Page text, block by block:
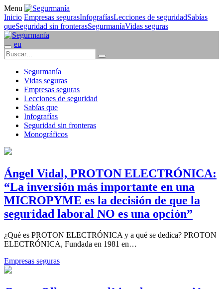
Menu
Inicio Empresas segurasInfografíasLecciones de seguridadSabías
queSeguridad sin fronterasSegurmaníaVidas seguras
eu
Segurmanía
Vidas seguras
Empresas seguras
Lecciones de seguridad
Sabías que
Infografías
Seguridad sin fronteras
Monográficos
Ángel Vidal, PROTON ELECTRÓNICA:
“La inversión más importante en una
MICROPYME es la decisión de que la
seguridad laboral NO es una opción”
¿Qué es PROTON ELECTRÓNICA y a qué se dedica? PROTON
ELECTRÓNICA, Fundada en 1981 en…
Empresas seguras